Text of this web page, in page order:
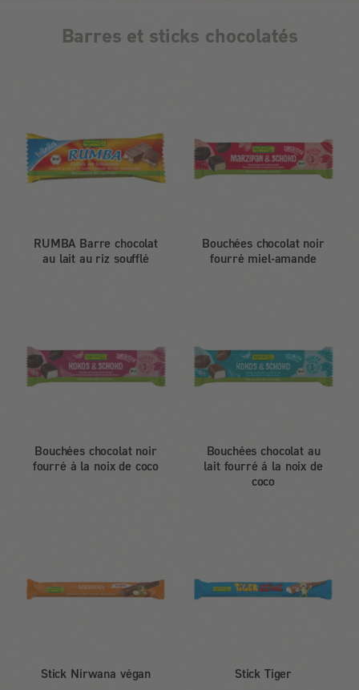
Barres et sticks chocolatés
RUMBA Barre chocolat
au lait au riz soufflé
Bouchées chocolat noir
fourré miel-amande
Bouchées chocolat noir
fourré à la noix de coco
Bouchées chocolat au
lait fourré á la noix de
coco
Stick Nirwana végan Stick Tiger